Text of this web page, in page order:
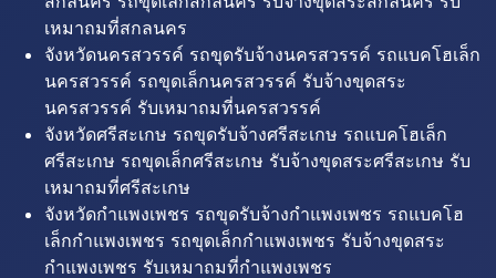
เหมาถมที่สกลนคร
จังหวัดนครสวรรค์ รถขุดรับจ้างนครสวรรค์ รถแบคโฮเล็ก
นครสวรรค์ รถขุดเล็กนครสวรรค์ รับจ้างขุดสระ
นครสวรรค์ รับเหมาถมที่นครสวรรค์
จังหวัดศรีสะเกษ รถขุดรับจ้างศรีสะเกษ รถแบคโฮเล็ก
ศรีสะเกษ รถขุดเล็กศรีสะเกษ รับจ้างขุดสระศรีสะเกษ รับ
เหมาถมที่ศรีสะเกษ
จังหวัดกำแพงเพชร รถขุดรับจ้างกำแพงเพชร รถแบคโฮ
เล็กกำแพงเพชร รถขุดเล็กกำแพงเพชร รับจ้างขุดสระ
กำแพงเพชร รับเหมาถมที่กำแพงเพชร